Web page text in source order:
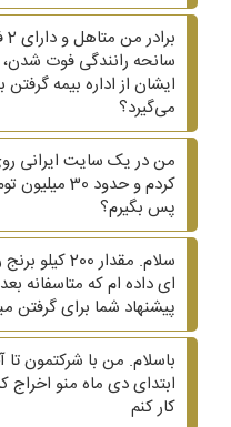
سانحه رانندگی فوت شدن،
ایشان از اداره بیمه
می‌گیرد؟
من در یک سایت ایرانی
کردم و حدود
پس بگیرم؟
سلام.
ای داده ام که متاسفانه
پیشنهاد شما برای
باسلام. من با شرکتمون تا
ابتدای دی ماه منو
کار کنم